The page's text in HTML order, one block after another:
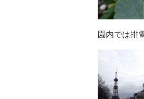
園内では排